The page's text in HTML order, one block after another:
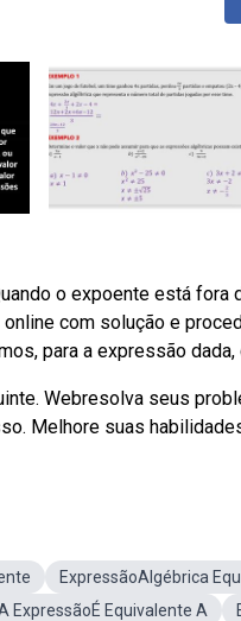
o expoente está
com solução e
para a expressão dada,
Webresolva seus
Melhore suas
ExpressãoAlgébrica
ExpressãoÉ Equivalente A